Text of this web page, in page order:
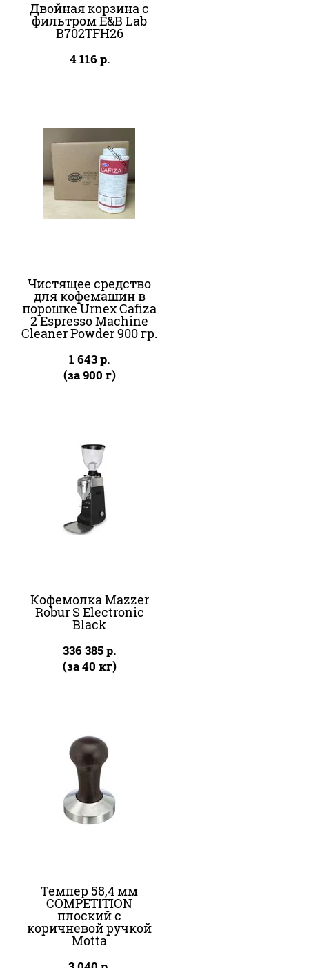
Двойная корзина с
фильтром E&B Lab
B702TFH26
4 116 р.
Чистящее средство
для кофемашин в
порошке Urnex Cafiza
2 Espresso Machine
Cleaner Powder 900 гр.
1 643р.
(за 900 г)
Кофемолка Mazzer
Robur S Electronic
Black
336 385р.
(за 40 кг)
Темпер 58,4 мм
COMPETITION
плоский с
коричневой ручкой
Motta